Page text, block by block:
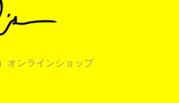
オンラインショップ